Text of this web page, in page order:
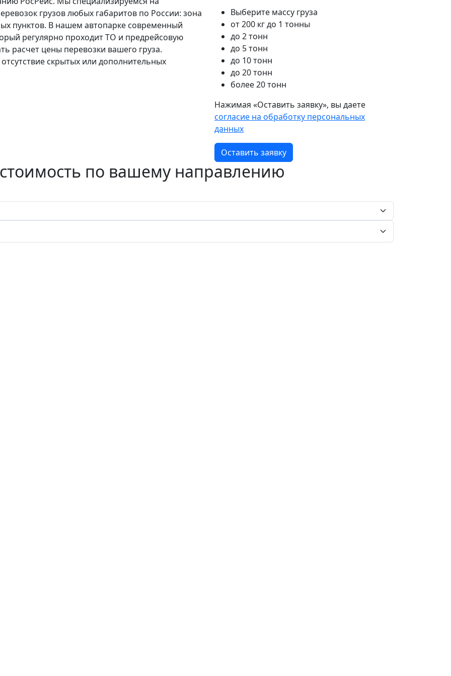
грузов любых габаритов по России: зона
пунктов. В нашем автопарке современный
регулярно проходит ТО и предрейсовую
расчет цены перевозки вашего груза.
скрытых или дополнительных
Выберите массу груза
от 200 кг до 1 тонны
до 2 тонн
до 5 тонн
до 10 тонн
до 20 тонн
более 20 тонн
Нажимая «Оставить заявку», вы даете
согласие на обработку персональных
данных
Оставить заявку
по вашему направлению